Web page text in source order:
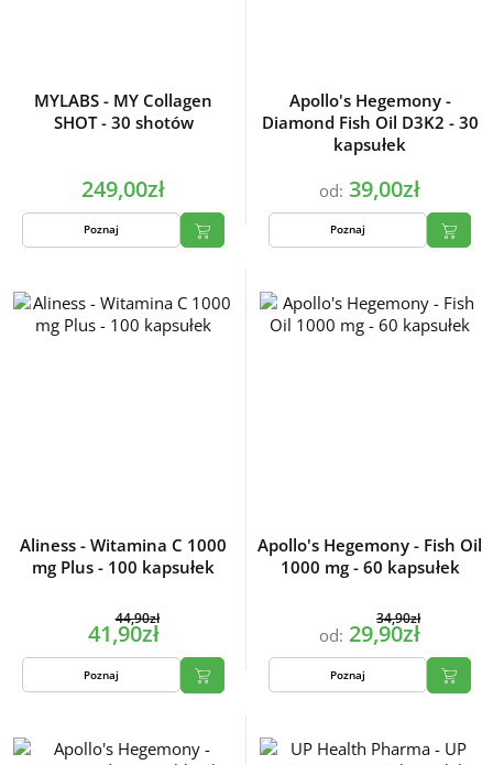
MYLABS - MY Collagen
SHOT - 30 shotów
249,00zł
Poznaj
Apollo's Hegemony -
Diamond Fish Oil D3K2 - 30
kapsułek
od: 39,00zł
Poznaj
Aliness - Witamina C 1000
mg Plus - 100 kapsułek
44,90zł
41,90zł
Poznaj
Apollo's Hegemony - Fish Oil
1000 mg - 60 kapsułek
od:
34,90zł
29,90zł
Poznaj